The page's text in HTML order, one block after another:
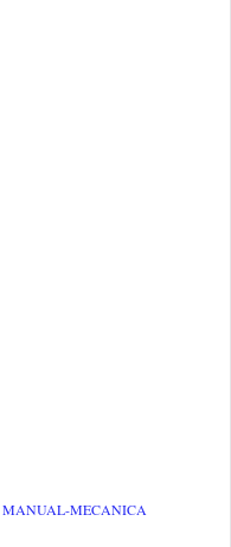
MANUAL-MECANICA